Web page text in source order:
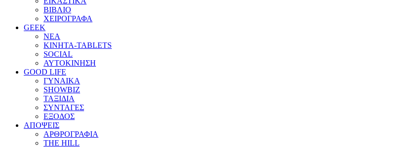
ΒΙΒΛΙΟ
ΧΕΙΡΟΓΡΑΦΑ
GEEK
ΝΕΑ
ΚΙΝΗΤΑ-TABLETS
SOCIAL
ΑΥΤΟΚΙΝΗΣΗ
GOOD LIFE
ΓΥΝΑΙΚΑ
SHOWBIZ
ΤΑΞΙΔΙΑ
ΣΥΝΤΑΓΕΣ
ΕΞΟΔΟΣ
ΑΠΟΨΕΙΣ
ΑΡΘΡΟΓΡΑΦΙΑ
THE HILL